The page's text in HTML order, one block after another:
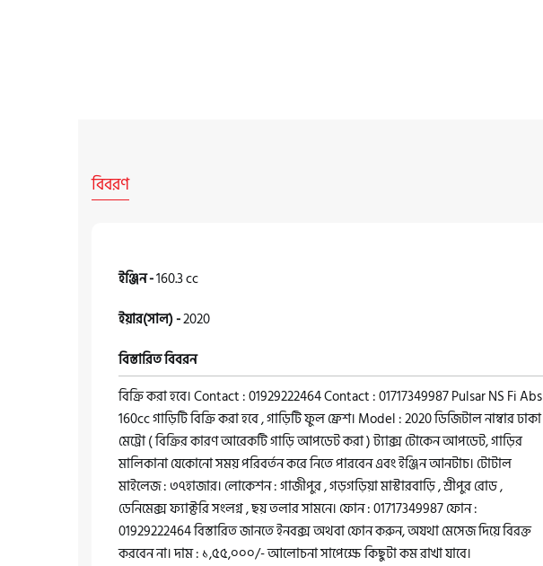
বিবরণ
ইঞ্জিন -160.3 cc
ইয়ার(সাল) -2020
বিস্তারিত বিবরন
বিক্রি করা হবে। Contact : 01929222464 Contact : 01717349987 Pulsar NS Fi Abs
160cc গাড়িটি বিক্রি করা হবে , গাড়িটি ফুল ফ্রেশ। Model : 2020 ডিজিটাল নাম্বার ঢাকা
মেট্রো ( বিক্রির কারণ আরেকটি গাড়ি আপডেট করা ) ট্যাক্স টোকেন আপডেট, গাড়ির
মালিকানা যেকোনো সময় পরিবর্তন করে নিতে পারবেন এবং ইঞ্জিন আনটাচ। টোটাল
মাইলেজ : ৩৭হাজার। লোকেশন : গাজীপুর , গড়গড়িয়া মাস্টারবাড়ি , শ্রীপুর রোড ,
ডেনিমেক্স ফ্যাক্টরি সংলগ্ন , ছয় তলার সামনে। ফোন : 01717349987 ফোন :
01929222464 বিস্তারিত জানতে ইনবক্স অথবা ফোন করুন, অযথা মেসেজ দিয়ে বিরক্ত
করবেন না। দাম : ১,৫৫,০০০/- আলোচনা সাপেক্ষে কিছুটা কম রাখা যাবে।